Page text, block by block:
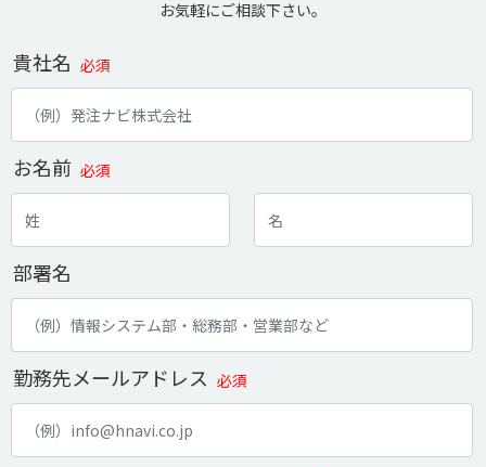
お気軽にご相談下さい。
貴社名 必須
お名前 必須
部署名
勤務先メールアドレス 必須